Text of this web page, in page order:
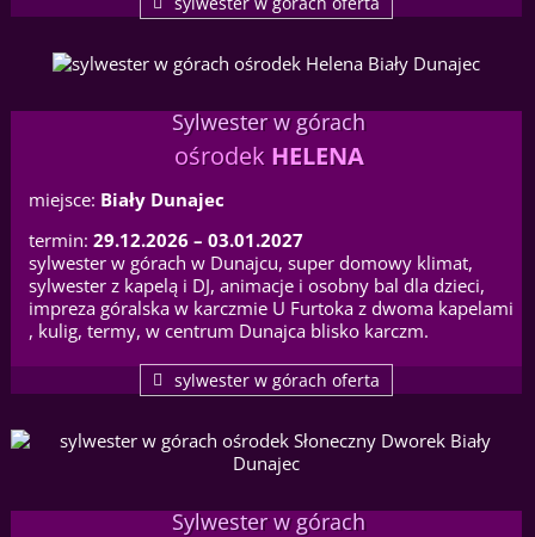
Sylwester w górach
ośrodek HELENA
miejsce: Biały Dunajec
termin: 29.12.2026 – 03.01.2027
sylwester w górach w Dunajcu, super domowy klimat,
sylwester z kapelą i DJ, animacje i osobny bal dla dzieci,
impreza góralska w karczmie U Furtoka z dwoma kapelami
, kulig, termy, w centrum Dunajca blisko karczm.
sylwester w górach oferta
Sylwester w górach